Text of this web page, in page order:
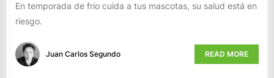
En temporada de frío cuida a tus mascotas, su salud está en
riesgo.
Juan Carlos Segundo READ MORE